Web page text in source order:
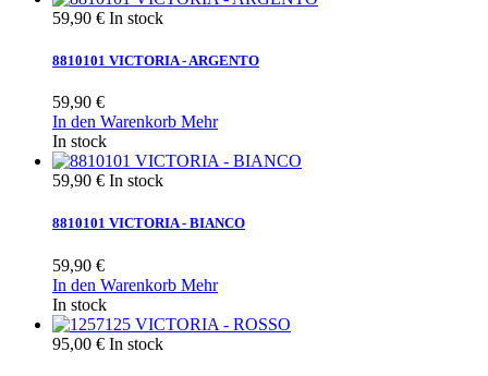
59,90 € In stock
8810101 VICTORIA - ARGENTO
59,90 €
In den Warenkorb Mehr
In stock
59,90 € In stock
8810101 VICTORIA - BIANCO
59,90 €
In den Warenkorb Mehr
In stock
95,00 € In stock